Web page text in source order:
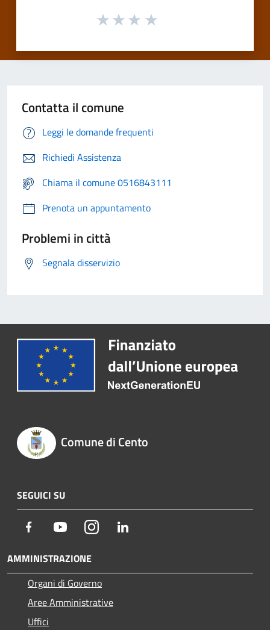
Contatta il comune
Leggi le domande frequenti
Richiedi Assistenza
Chiama il comune 0516843111
Prenota un appuntamento
Problemi in città
Segnala disservizio
Comune di Cento
SEGUICI SU
Facebook YoutubeInstagram
AMMINISTRAZIONE
Organi di Governo
Aree Amministrative
Uffici